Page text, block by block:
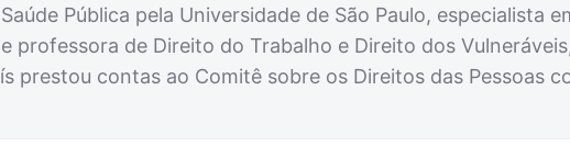
Pública pela Universidade de São Paulo, especialista
professora de Direito do Trabalho e Direito dos
prestou contas ao Comitê sobre os Direitos das Pessoas